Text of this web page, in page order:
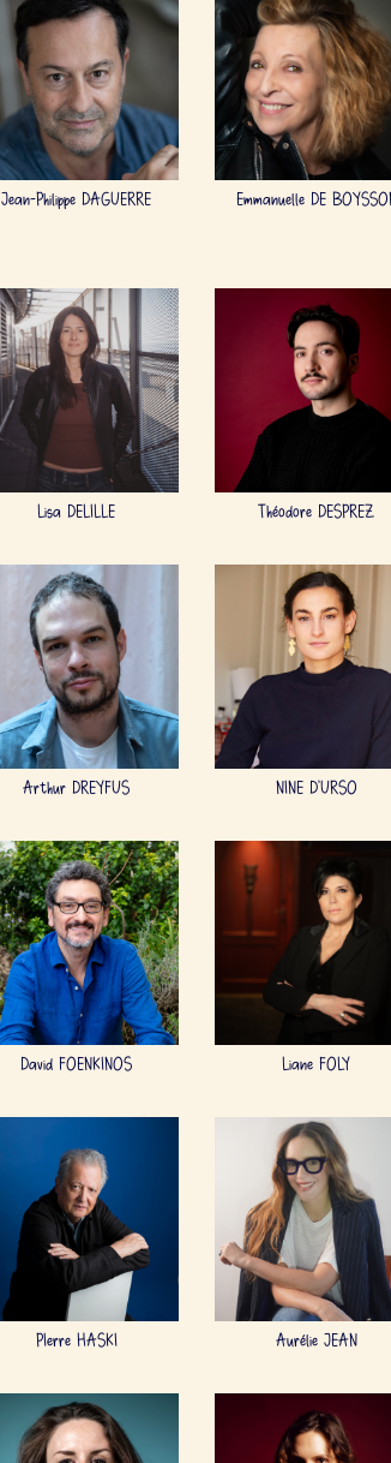
Jean-Philippe DAGUERRE Emmanuelle DE
Lisa DELILLE Théodore DESPREZ
Arthur DREYFUS NINE D'URSO
David FOENKINOS Liane FOLY
PIerre HASKI Aurélie JEAN